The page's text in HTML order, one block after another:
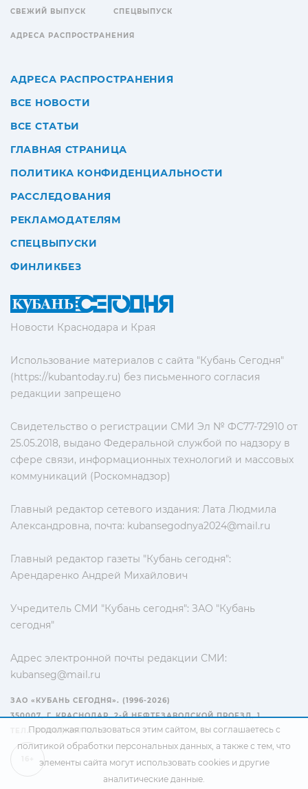
Новости Краснодара и Края
Использование материалов с сайта "Кубань Сегодня"
(https://kubantoday.ru) без письменного согласия
редакции запрещено
Свидетельство о регистрации СМИ Эл № ФС77-72910 от
25.05.2018, выдано Федеральной службой по надзору в
сфере связи, информационных технологий и массовых
коммуникаций (Роскомнадзор)
Главный редактор сетевого издания: Лата Людмила
Александровна, почта: kubansegodnya2024@mail.ru
Главный редактор газеты "Кубань сегодня":
Арендаренко Андрей Михайлович
Учредитель СМИ "Кубань сегодня": ЗАО "Кубань
сегодня"
Адрес электронной почты редакции СМИ:
kubanseg@mail.ru
СВЕЖИЙ ВЫПУСК СПЕЦВЫПУСК
АДРЕСА РАСПРОСТРАНЕНИЯ
АДРЕСА РАСПРОСТРАНЕНИЯ
ВСЕ НОВОСТИ
ВСЕ СТАТЬИ
ГЛАВНАЯ СТРАНИЦА
ПОЛИТИКА КОНФИДЕНЦИАЛЬНОСТИ
РАССЛЕДОВАНИЯ
РЕКЛАМОДАТЕЛЯМ
СПЕЦВЫПУСКИ
ФИНЛИКБЕЗ
ЗАО «КУБАНЬ СЕГОДНЯ». (1996-2026)
350007, Г. КРАСНОДАР, 2-Й НЕФТЕЗАВОДСКОЙ ПРОЕЗД, 1
ТЕЛ.: +7(861) 267-15-15
Продолжая пользоваться этим сайтом, вы соглашаетесь с
политикой обработки персональных данных, а также с тем, что
элементы сайта могут использовать cookies и другие
аналитические данные.